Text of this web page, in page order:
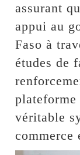
assurant
appui au
Faso à
études de
véritable
commerce